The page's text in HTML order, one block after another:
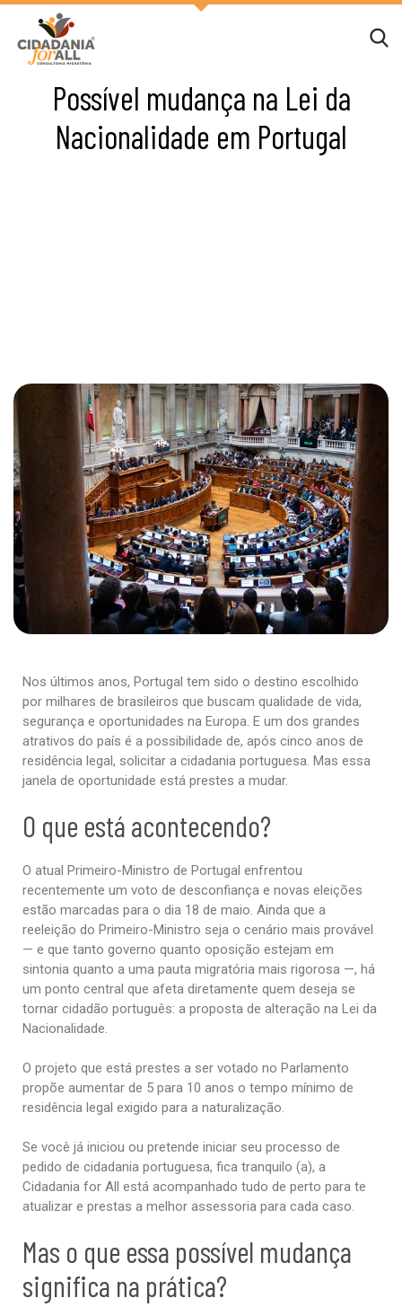
Possível mudança na Lei da
Nacionalidade em Portugal
Nos últimos anos, Portugal tem sido o destino escolhido
por milhares de brasileiros que buscam qualidade de vida,
segurança e oportunidades na Europa. E um dos grandes
atrativos do país é a possibilidade de, após cinco anos de
residência legal, solicitar a cidadania portuguesa. Mas essa
janela de oportunidade está prestes a mudar.
O que está acontecendo?
O atual Primeiro-Ministro de Portugal enfrentou
recentemente um voto de desconfiança e novas eleições
estão marcadas para o dia 18 de maio. Ainda que a
reeleição do Primeiro-Ministro seja o cenário mais provável
— e que tanto governo quanto oposição estejam em
sintonia quanto a uma pauta migratória mais rigorosa —, há
um ponto central que afeta diretamente quem deseja se
tornar cidadão português: a proposta de alteração na Lei da
Nacionalidade.
O projeto que está prestes a ser votado no Parlamento
propõe aumentar de 5 para 10 anos o tempo mínimo de
residência legal exigido para a naturalização.
Se você já iniciou ou pretende iniciar seu processo de
pedido de cidadania portuguesa, fica tranquilo (a), a
Cidadania for All está acompanhado tudo de perto para te
atualizar e prestas a melhor assessoria para cada caso.
Mas o que essa possível mudança
significa na prática?